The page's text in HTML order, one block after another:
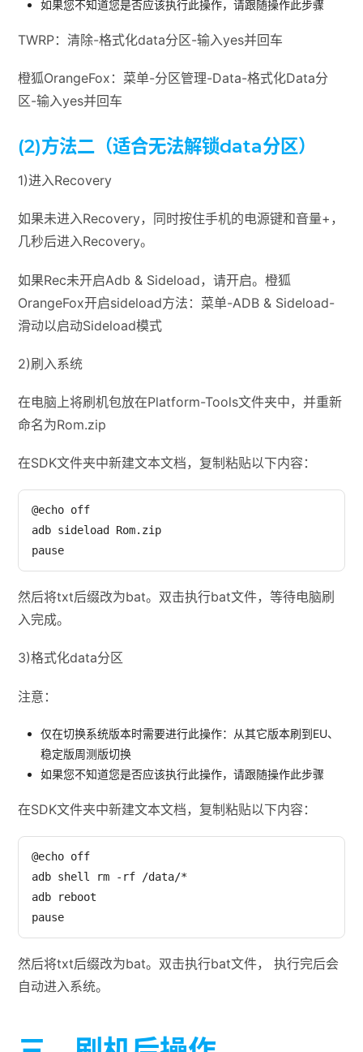
如果您不知道您是否应该执行此操作，请跟随操作此步骤
TWRP：清除-格式化data分区-输入yes并回车
橙狐OrangeFox：菜单-分区管理-Data-格式化Data分
区-输入yes并回车
(2)方法二（适合无法解锁data分区）
1)进入Recovery
如果未进入Recovery，同时按住手机的电源键和音量+，
几秒后进入Recovery。
如果Rec未开启Adb & Sideload，请开启。橙狐
OrangeFox开启sideload方法：菜单-ADB & Sideload-
滑动以启动Sideload模式
2)刷入系统
在电脑上将刷机包放在Platform-Tools文件夹中，并重新
命名为Rom.zip
在SDK文件夹中新建文本文档，复制粘贴以下内容：
@echo off
adb sideload Rom.zip
pause
然后将txt后缀改为bat。双击执行bat文件，等待电脑刷
入完成。
3)格式化data分区
注意：
仅在切换系统版本时需要进行此操作：从其它版本刷到EU、
稳定版周测版切换
如果您不知道您是否应该执行此操作，请跟随操作此步骤
在SDK文件夹中新建文本文档，复制粘贴以下内容：
@echo off
adb shell rm -rf /data/*
adb reboot
pause
然后将txt后缀改为bat。双击执行bat文件， 执行完后会
自动进入系统。